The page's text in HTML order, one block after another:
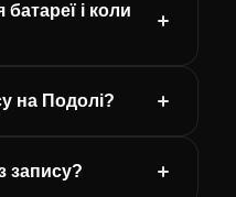
і коли
на Подолі?
запису?